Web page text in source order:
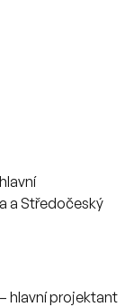
a Středočeský
hlavní projektant